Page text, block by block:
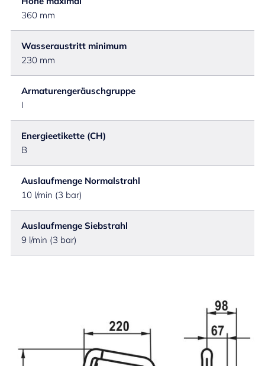
360 mm
Wasseraustritt minimum
230 mm
Armaturengeräuschgruppe
I
Energieetikette (CH)
B
Auslaufmenge Normalstrahl
10 l/min (3 bar)
Auslaufmenge Siebstrahl
9 l/min (3 bar)